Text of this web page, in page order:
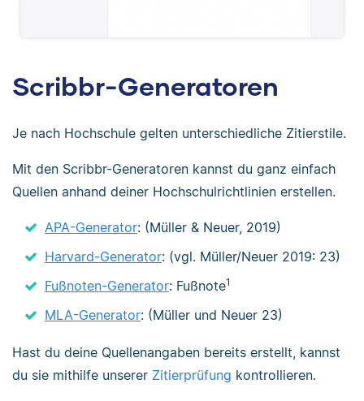
Scribbr-Generatoren
Je nach Hochschule gelten unterschiedliche Zitierstile.
Mit den Scribbr-Generatoren kannst du ganz einfach
Quellen anhand deiner Hochschulrichtlinien erstellen.
APA-Generator: (Müller & Neuer, 2019)
Harvard-Generator: (vgl. Müller/Neuer 2019: 23)
Fußnoten-Generator: Fußnote1
MLA-Generator: (Müller und Neuer 23)
Hast du deine Quellenangaben bereits erstellt, kannst
du sie mithilfe unserer Zitierprüfung kontrollieren.